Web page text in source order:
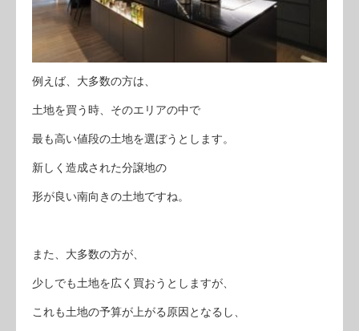
例えば、大多数の方は、
土地を買う時、そのエリアの中で
最も高い値段の土地を選ぼうとします。
新しく造成された分譲地の
形が良い南向きの土地ですね。
また、大多数の方が、
少しでも土地を広く買おうとしますが、
これも土地の予算が上がる原因となるし、